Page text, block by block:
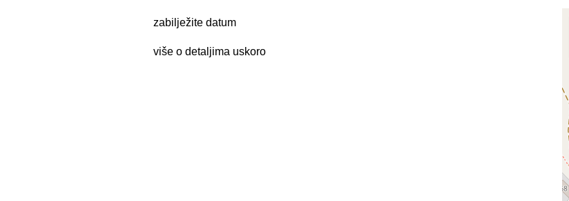
zabilježite datum
više o detaljima uskoro